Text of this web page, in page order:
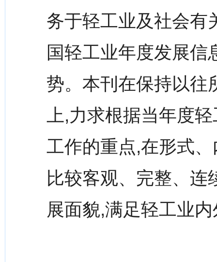
务于轻工业及社会有
国轻工业年度发展信
势。本刊在保持以往
上,力求根据当年度
工作的重点,在形式
比较客观、完整、
展面貌,满足轻工业